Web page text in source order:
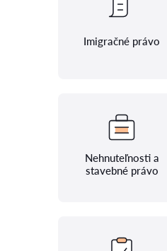
Imigračné právo
Nehnuteľnosti a
stavebné právo